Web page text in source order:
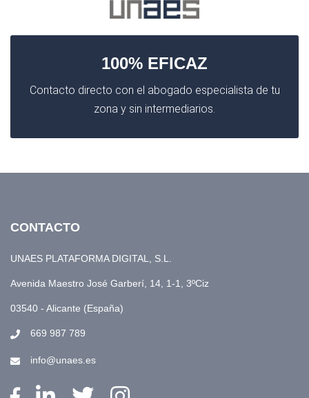
100% EFICAZ
Contacto directo con el abogado especialista de tu
zona y sin intermediarios.
CONTACTO
UNAES PLATAFORMA DIGITAL, S.L.
Avenida Maestro José Garberí, 14, 1-1, 3ºCiz
03540 - Alicante (España)
669 987 789
info@unaes.es